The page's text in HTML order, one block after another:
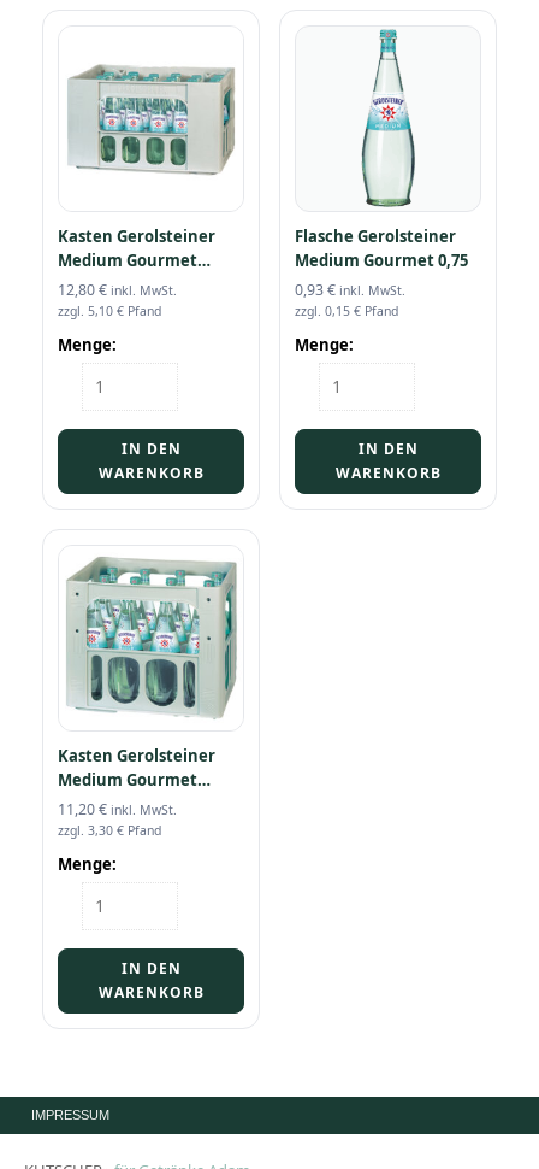
Kasten Gerolsteiner
Medium Gourmet
24/0,25
12,80€ inkl. MwSt.
zzgl. 5,10 € Pfand
Menge:
Kasten
Gerolsteiner
Gourmet
24/0,25
Menge
IN DEN
WARENKORB
Flasche Gerolsteiner
Medium Gourmet 0,75
0,93€ inkl. MwSt.
zzgl. 0,15 € Pfand
Menge:
Flasche
Gerolsteiner
Gourmet
0,75
Menge
IN DEN
WARENKORB
Kasten Gerolsteiner
Medium Gourmet
12/0,75
11,20€ inkl. MwSt.
zzgl. 3,30 € Pfand
Menge:
Kasten
Gerolsteiner
Gourmet
12/0,75
Menge
IN DEN
WARENKORB
IMPRESSUM